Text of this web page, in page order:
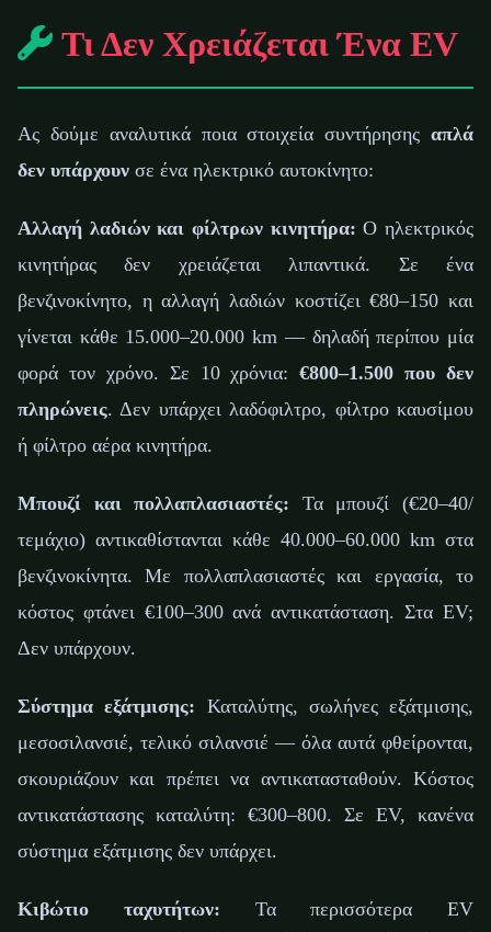
Τι Δεν Χρειάζεται Ένα EV
Ας δούμε αναλυτικά ποια στοιχεία συντήρησης απλά
δεν υπάρχουν σε ένα ηλεκτρικό αυτοκίνητο:
Αλλαγή λαδιών και φίλτρων κινητήρα: Ο ηλεκτρικός
κινητήρας δεν χρειάζεται λιπαντικά. Σε ένα
βενζινοκίνητο, η αλλαγή λαδιών κοστίζει €80–150 και
γίνεται κάθε 15.000–20.000 km — δηλαδή περίπου μία
φορά τον χρόνο. Σε 10 χρόνια:€800–1.500 που δεν
πληρώνεις. Δεν υπάρχει λαδόφιλτρο, φίλτρο καυσίμου
ή φίλτρο αέρα κινητήρα.
Μπουζί και πολλαπλασιαστές: Τα μπουζί (€20–40/
τεμάχιο) αντικαθίστανται κάθε 40.000–60.000 km στα
βενζινοκίνητα. Με πολλαπλασιαστές και εργασία, το
κόστος φτάνει €100–300 ανά αντικατάσταση. Στα EV;
Δεν υπάρχουν.
Σύστημα εξάτμισης: Καταλύτης, σωλήνες εξάτμισης,
μεσοσιλανσιέ, τελικό σιλανσιέ — όλα αυτά φθείρονται,
σκουριάζουν και πρέπει να αντικατασταθούν. Κόστος
αντικατάστασης καταλύτη: €300–800. Σε EV, κανένα
σύστημα εξάτμισης δεν υπάρχει.
Κιβώτιο ταχυτήτων: Τα περισσότερα EV